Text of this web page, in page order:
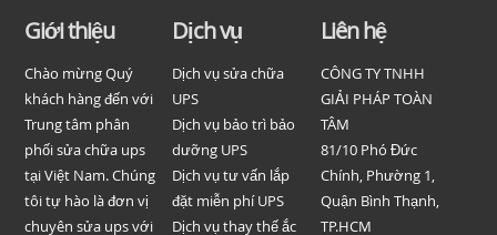
Giới thiệu
Chào mừng Quý
khách hàng đến với
Trung tâm phân
phối sửa chữa ups
tại Việt Nam. Chúng
tôi tự hào là đơn vị
chuyên sửa ups với
Dịch vụ
Dịch vụ sửa chữa
UPS
Dịch vụ bảo trì bảo
dưỡng UPS
Dịch vụ tư vấn lắp
đặt miễn phí UPS
Dịch vụ thay thế ắc
Liên hệ
CÔNG TY TNHH
GIẢI PHÁP TOÀN
TÂM
81/10 Phó Đức
Chính, Phường 1,
Quận Bình Thạnh,
TP.HCM